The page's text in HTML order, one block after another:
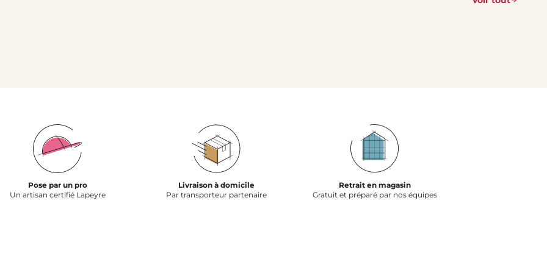
Pose par un pro
Un artisan certifié Lapeyre
Livraison à domicile
Par transporteur partenaire
Retrait en magasin
Gratuit et préparé par nos équipes